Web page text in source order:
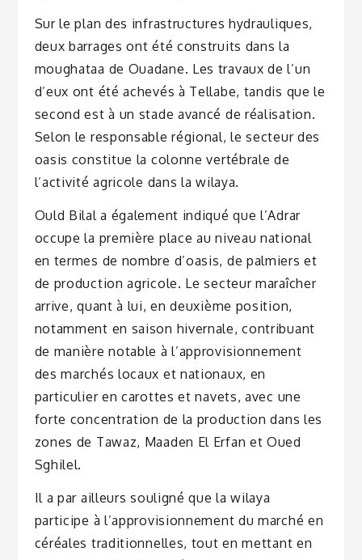
Sur le plan des infrastructures hydrauliques,
deux barrages ont été construits dans la
moughataa de Ouadane. Les travaux de l’un
d’eux ont été achevés à Tellabe, tandis que le
second est à un stade avancé de réalisation.
Selon le responsable régional, le secteur des
oasis constitue la colonne vertébrale de
l’activité agricole dans la wilaya.
Ould Bilal a également indiqué que l’Adrar
occupe la première place au niveau national
en termes de nombre d’oasis, de palmiers et
de production agricole. Le secteur maraîcher
arrive, quant à lui, en deuxième position,
notamment en saison hivernale, contribuant
de manière notable à l’approvisionnement
des marchés locaux et nationaux, en
particulier en carottes et navets, avec une
forte concentration de la production dans les
zones de Tawaz, Maaden El Erfan et Oued
Sghilel.
Il a par ailleurs souligné que la wilaya
participe à l’approvisionnement du marché en
céréales traditionnelles, tout en mettant en